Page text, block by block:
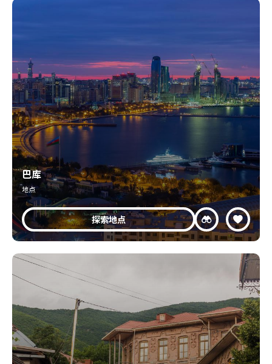
巴库
地点
探索地点